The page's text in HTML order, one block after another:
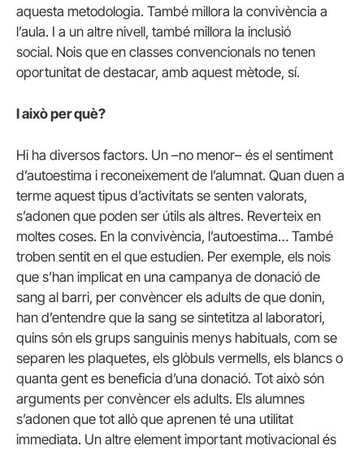
aquesta metodologia. També millora la convivència a
l’aula. I a un altre nivell, també millora la inclusió
social. Nois que en classes convencionals no tenen
oportunitat de destacar, amb aquest mètode, sí.
I això per què?
Hi ha diversos factors. Un –no menor– és el sentiment
d’autoestima i reconeixement de l’alumnat. Quan duen a
terme aquest tipus d’activitats se senten valorats,
s’adonen que poden ser útils als altres. Reverteix en
moltes coses. En la convivència, l’autoestima… També
troben sentit en el que estudien. Per exemple, els nois
que s’han implicat en una campanya de donació de
sang al barri, per convèncer els adults de que donin,
han d’entendre que la sang se sintetitza al laboratori,
quins són els grups sanguinis menys habituals, com se
separen les plaquetes, els glòbuls vermells, els blancs o
quanta gent es beneficia d’una donació. Tot això són
arguments per convèncer els adults. Els alumnes
s’adonen que tot allò que aprenen té una utilitat
immediata. Un altre element important motivacional és